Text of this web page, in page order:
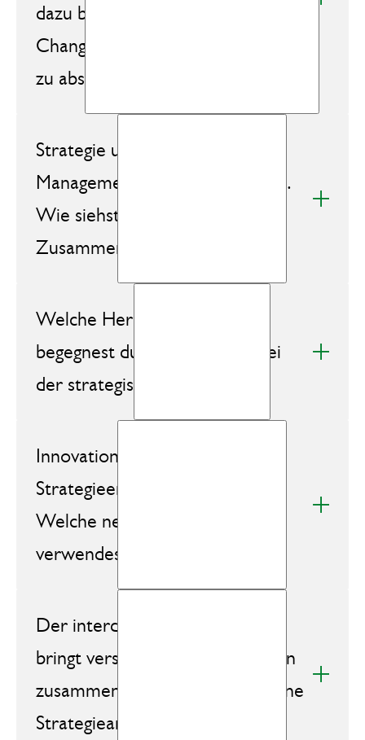
dazu bewogen, den Studiengang
Change & Innovation Management
zu absolvieren?
Strategie und Change
Management sind eng verknüpft.
Wie siehst du diesen
Zusammenhang?
Welche Herausforderungen
begegnest du am häufigsten bei
der strategischen Beratung?
Innovation in der
Strategieentwicklung ist wichtig.
Welche neuen Ansätze
verwendest du?
Der interdisziplinäre Austausch
bringt verschiedene Perspektiven
zusammen. Was hast du für deine
Strategiearbeit mitgenommen?